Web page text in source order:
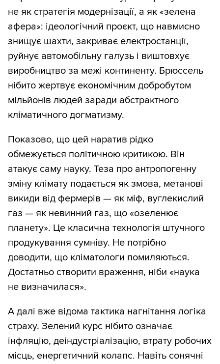
не як стратегія модернізації, а як «зелена
афера»: ідеологічний проєкт, що навмисно
знищує шахти, закриває електростанції,
руйнує автомобільну галузь і виштовхує
виробництво за межі континенту. Брюссель
нібито жертвує економічним добробутом
мільйонів людей заради абстрактного
кліматичного догматизму.
Показово, що цей наратив рідко
обмежується політичною критикою. Він
атакує саму науку. Теза про антропогенну
зміну клімату подається як змова, метанові
викиди від фермерів — як міф, вуглекислий
газ — як невинний газ, що «озеленює
планету». Це класична технологія штучного
продукування сумніву. Не потрібно
доводити, що кліматологи помиляються.
Достатньо створити враження, ніби «наука
не визначилася».
А далі вже відома тактика нагнітання логіка
страху. Зелений курс нібито означає
інфляцію, деіндустріалізацію, втрату робочих
місць, енергетичний колапс. Навіть сонячні